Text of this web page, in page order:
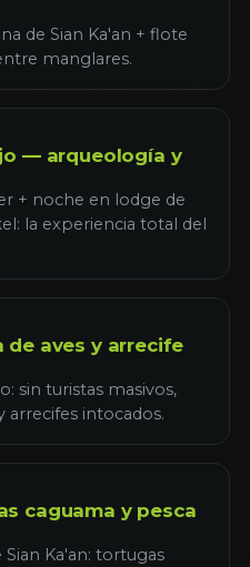
de Sian Ka'an + flote
manglares.
— arqueología y
+ noche en lodge de
la experiencia total del
de aves y arrecife
sin turistas masivos,
arrecifes intocados.
caguama y pesca
Ka'an: tortugas